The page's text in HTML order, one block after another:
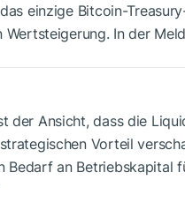
einzige Bitcoin-
In der
der Ansicht, dass die
Vorteil
Bedarf an Betriebskapital